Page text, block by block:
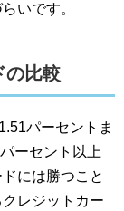
いです。
の比較
パーセントま
ーセント以上
には勝つこと
レジットカー